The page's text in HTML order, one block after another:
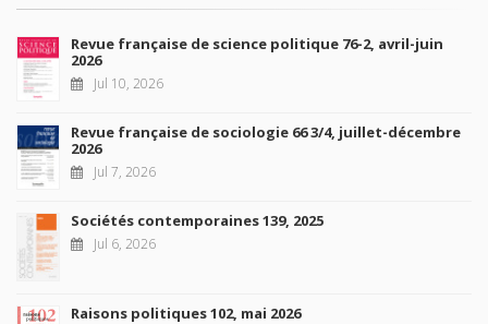
Revue française de science politique 76-2, avril-juin
2026
Jul 10, 2026
Revue française de sociologie 66 3/4, juillet-décembre
2026
Jul 7, 2026
Sociétés contemporaines 139, 2025
Jul 6, 2026
Raisons politiques 102, mai 2026